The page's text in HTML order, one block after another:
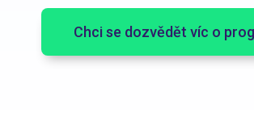
Chci se dozvědět víc o